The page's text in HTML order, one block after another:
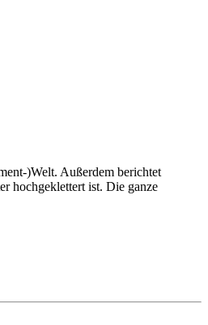
)Welt. Außerdem berichtet
hochgeklettert ist. Die ganze